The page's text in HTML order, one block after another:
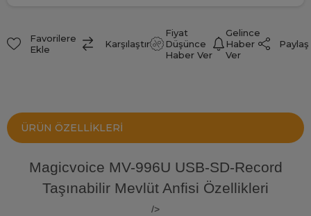
Favorilere
Ekle
Karşılaştır
Fiyat
Düşünce
Haber Ver
Gelince
Haber
Ver
Paylaş
ÜRÜN ÖZELLIKLERI
Magicvoice MV-996U USB-SD-Record
Taşınabilir Mevlüt Anfisi Özellikleri
/>